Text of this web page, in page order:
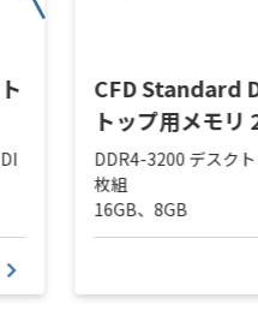
CFD Standard
トップ用メモリ
DDR4-3200 デスク
枚組
16GB、8GB